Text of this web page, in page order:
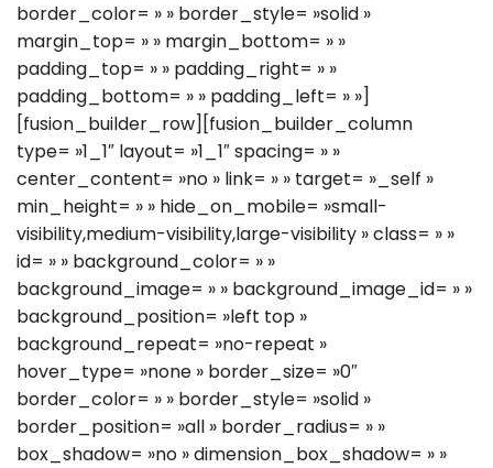
border_color= » » border_style= »solid »
margin_top= » » margin_bottom= » »
padding_top= » » padding_right= » »
padding_bottom= » » padding_left= » »]
[fusion_builder_row][fusion_builder_column
type= »1_1″ layout= »1_1″ spacing= » »
center_content= »no » link= » » target= »_self »
min_height= » » hide_on_mobile= »small-
visibility,medium-visibility,large-visibility » class= » »
id= » » background_color= » »
background_image= » » background_image_id= » »
background_position= »left top »
background_repeat= »no-repeat »
hover_type= »none » border_size= »0″
border_color= » » border_style= »solid »
border_position= »all » border_radius= » »
box_shadow= »no » dimension_box_shadow= » »